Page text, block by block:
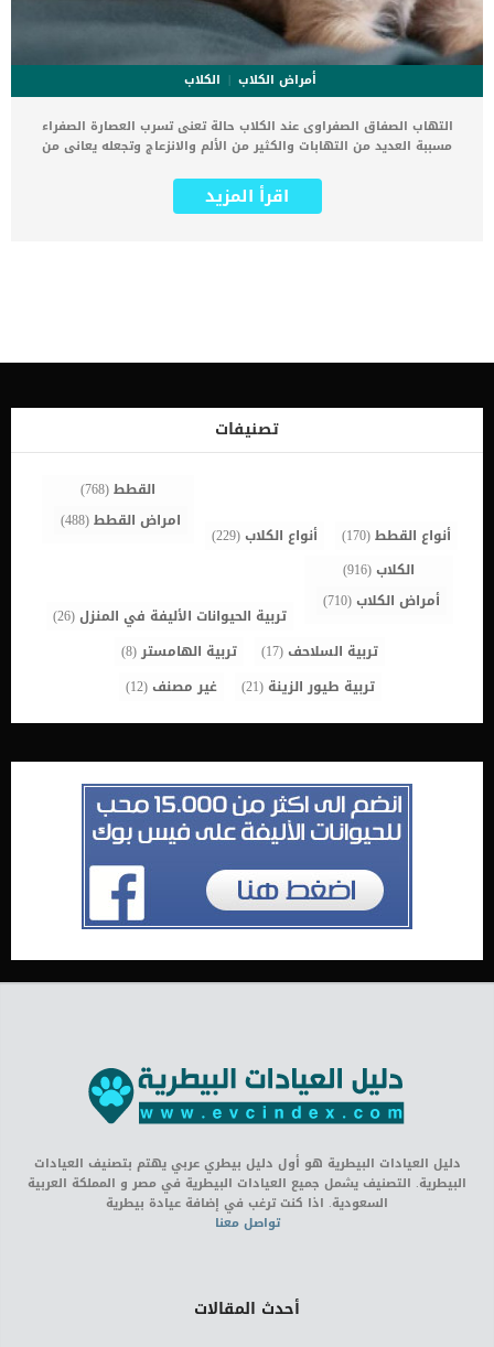
أمراض الكلاب
الكلاب
التهاب الصفاق الصفراوى عند الكلاب حالة تعنى تسرب العصارة الصفراء
مسببة العديد من التهابات والكثير من الألم والانزعاج وتجعله يعانى من
التفاصيل الخاصة المرتبطة بهذه الحالة وما هى العصارة الصفراء. الصفراء
عبارة عن سائل مر يفرزه الكبد ويطلق في المرارة ، ليتم تخزينه حتى يتم
الصفراوي نتيجة لحالة أساسية أكثر خطورة. في الواقع ، عندما يكون
المائة من تلك الكلاب المصابة بالمرض. علامات التهاب الصفاق عند الكلاب
يمكن أن تكون العلامات حادة أو مزمنة ولكنها بشكل عام تشمل الاعراض
التالية: وجع بطن الخمول اوفقدان الطاقة فقدان الشهية التقيؤ إسهال
اقرأ المزيد
تصنيفات
أنواع القطط(170) أنواع الكلاب(229)
القطط(768)
امراض القطط(488)
الكلاب(916)
أمراض الكلاب(710)
تربية الحيوانات الأليفة في المنزل(26)
تربية السلاحف(17) تربية الهامستر(8)
تربية طيور الزينة (21) غير مصنف(12)
دليل العيادات البيطرية هو أول دليل بيطري عربي يهتم بتصنيف العيادات
البيطرية. التصنيف يشمل جميع العيادات البيطرية في مصر و المملكة العربية
السعودية. اذا كنت ترغب في إضافة عيادة بيطرية
تواصل معنا
أحدث المقالات